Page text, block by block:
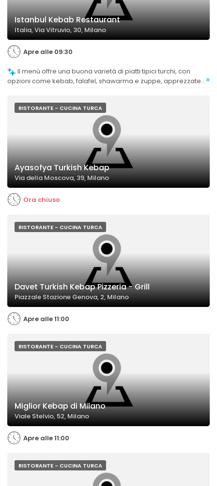
Istanbul Kebab Restaurant
Italia, Via Vitruvio, 30, Milano
Apre alle 09:30
opzioni come kebab, falafel, shawarma e zuppe, apprezzate
»
RISTORANTE - CUCINA TURCA
Ayasofya Turkish Kebap
Via della Moscova, 39, Milano
Ora chiuso
RISTORANTE - CUCINA TURCA
Davet Turkish Kebap Pizzeria - Grill
Piazzale Stazione Genova, 2, Milano
Apre alle 11:00
RISTORANTE - CUCINA TURCA
Miglior Kebap di Milano
Viale Stelvio, 52, Milano
Apre alle 11:00
RISTORANTE - CUCINA TURCA